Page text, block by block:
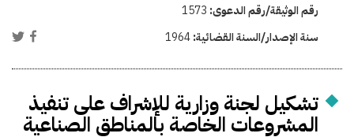
رقم الوثيقة/رقم الدعوى: 1573
سنة الإصدار/السنة القضائية:1964
تشكيل لجنة وزارية للإشراف على تنفيذ
المشروعات الخاصة بالمناطق الصناعية